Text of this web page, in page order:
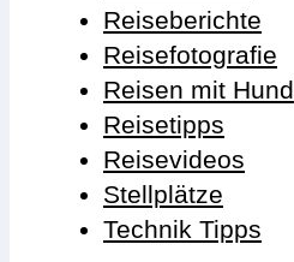
Reiseberichte
Reisefotografie
Reisen mit Hund
Reisetipps
Reisevideos
Stellplätze
Technik Tipps